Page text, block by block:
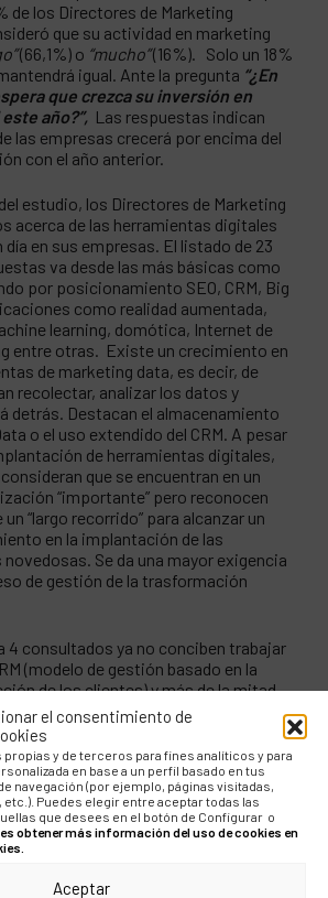
el consentimiento de
propias y de terceros para fines analíticos y para
en base a un perfil basado en tus
navegación (por ejemplo, páginas visitadas,
Puedes elegir entre aceptar todas las
que desees en el botón de Configurar o
obtener más información del uso de cookies en
Aceptar
de los Directores de Marketing
que su actividad en marketing
(66,1%) o “mucho”(16%). Solo un 18%
igual. Ante la pregunta “¿En
que crezca su inversión en
año?”, Las respuestas indican
las empresas crecerá por encima del
con el año anterior.
estudio, los Directores de Marketing
acerca de las herramientas digitales
día en sus empresas. El listado de 23
va desde las más básicas como
por posicionamiento SEO, CRM, Big
como realidad aumentada,
learning, domótica, Internet de
entre otras. Existe un crecimiento en
de marketing data, es decir, de
recolectar, analizar los datos y
detrás. Destacan el almacenamiento
o el uso extendido del CRM. A pesar
de herramientas digitales,
que se encuentran en un
“importante” pero reconocen
“largo recorrido” para alcanzar un
en la implantación de las
Se da una mayor exigencia
de gestión de la trasformación
4 consultados ya no conciben trabajar
(modelo de gestión basado en la
de los clientes) y más de la mitad
móviles.
de Evercom de crear el
con el propósito de medir como los
de las grandes empresas
el proceso de
identificar los retos y
herramientas digitales frente a las